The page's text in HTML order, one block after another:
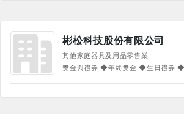
彬松科技股份有限公司
其他家庭器具及用品零售業